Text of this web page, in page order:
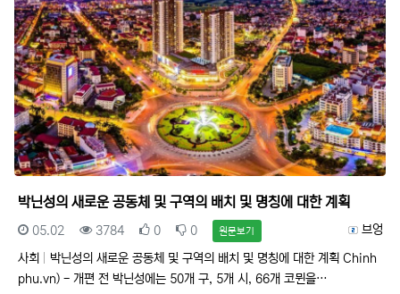
박닌성의 새로운 공동체 및 구역의 배치 및 명칭에 대한 계획
등록자
브엉
등록일
05.02 조회
3784 추천
0 비추천
0 원문보기
사회
박닌성의 새로운 공동체 및 구역의 배치 및 명칭에 대한 계획 Chinh
phu.vn) - 개편 전 박닌성에는 50개 구, 5개 시, 66개 코뮌을…